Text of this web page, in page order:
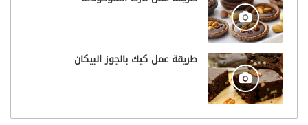
طريقة عمل كيك بالجوز البيكان